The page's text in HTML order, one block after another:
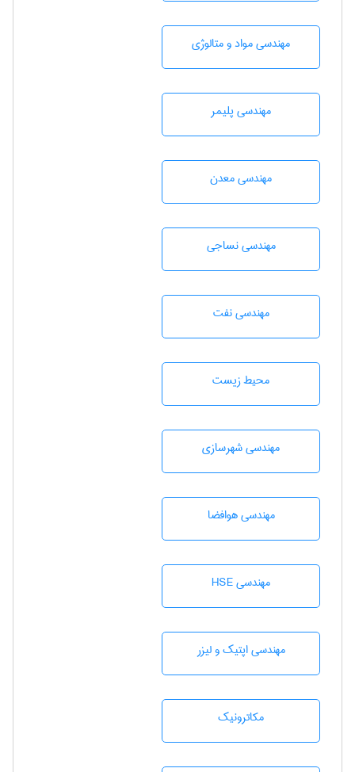
مهندسی مواد و متالوژی
مهندسی پليمر
مهندسی معدن
مهندسي نساجی
مهندسی نفت
محيط زيست
مهندسی شهرسازی
مهندسی هوافضا
مهندسی HSE
مهندسی اپتیک و لیزر
مکاترونیک